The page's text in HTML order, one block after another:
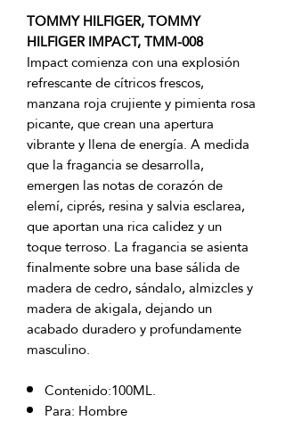
TOMMY HILFIGER, TOMMY
HILFIGER IMPACT, TMM-008
Impact comienza con una explosión
refrescante de cítricos frescos,
manzana roja crujiente y pimienta rosa
picante, que crean una apertura
vibrante y llena de energía. A medida
que la fragancia se desarrolla,
emergen las notas de corazón de
elemí, ciprés, resina y salvia esclarea,
que aportan una rica calidez y un
toque terroso. La fragancia se asienta
finalmente sobre una base sálida de
madera de cedro, sándalo, almizcles y
madera de akigala, dejando un
acabado duradero y profundamente
masculino.
Contenido:100ML.
Para: Hombre